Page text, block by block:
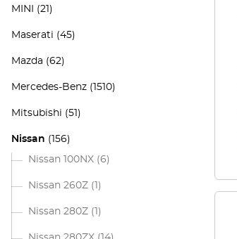
MINI (21)
Maserati (45)
Mazda (62)
Mercedes-Benz (1510)
Mitsubishi (51)
Nissan (156)
Nissan 100NX (6)
Nissan 260Z (1)
Nissan 280Z (1)